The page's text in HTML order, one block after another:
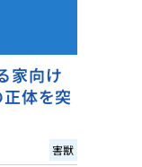
家向け
体を突
害獣